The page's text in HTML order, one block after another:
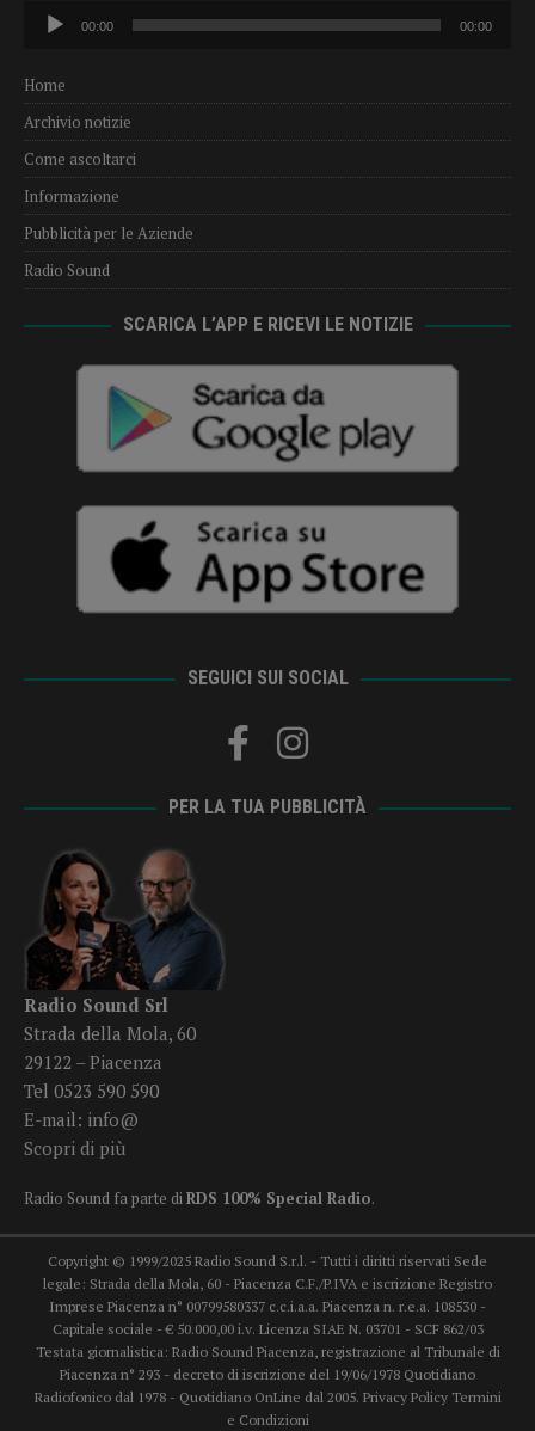
Audio
Player
00:00 00:00
Home
Archivio notizie
Come ascoltarci
Informazione
Pubblicità per le Aziende
Radio Sound
SCARICA L’APP E RICEVI LE NOTIZIE
SEGUICI SUI SOCIAL
PER LA TUA PUBBLICITÀ
Radio Sound Srl
Strada della Mola, 60
29122 – Piacenza
Tel 0523 590 590
E-mail: info@
Scopri di più
Radio Sound fa parte diRDS 100% Special Radio.
Copyright © 1999/2025 Radio Sound S.r.l. - Tutti i diritti riservati Sede
legale: Strada della Mola, 60 - Piacenza C.F./P.IVA e iscrizione Registro
Imprese Piacenza n° 00799580337 c.c.i.a.a. Piacenza n. r.e.a. 108530 -
Capitale sociale - € 50.000,00 i.v. Licenza SIAE N. 03701 - SCF 862/03
Testata giornalistica: Radio Sound Piacenza, registrazione al Tribunale di
Piacenza n° 293 - decreto di iscrizione del 19/06/1978 Quotidiano
Radiofonico dal 1978 - Quotidiano OnLine dal 2005. Privacy Policy Termini
e Condizioni